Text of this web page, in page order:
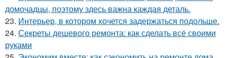
домочадцы, поэтому здесь важна каждая деталь.
23. Интерьер, в котором хочется задержаться подольше.
24. Секреты дешевого ремонта: как сделать всё своими
руками